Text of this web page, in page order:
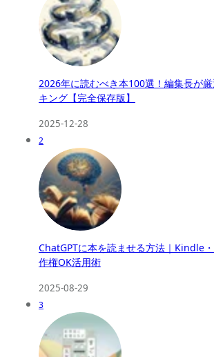
2026年に読むべき本100選！編集長が
キング【完全保存版】
2025-12-28
2
ChatGPTに本を読ませる方法｜Kindle
作権OK活用術
2025-08-29
3